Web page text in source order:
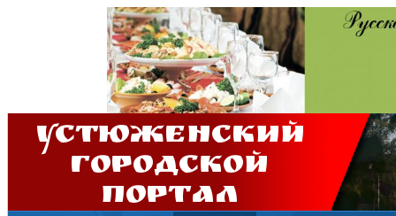
Устюженский
Городской
портал